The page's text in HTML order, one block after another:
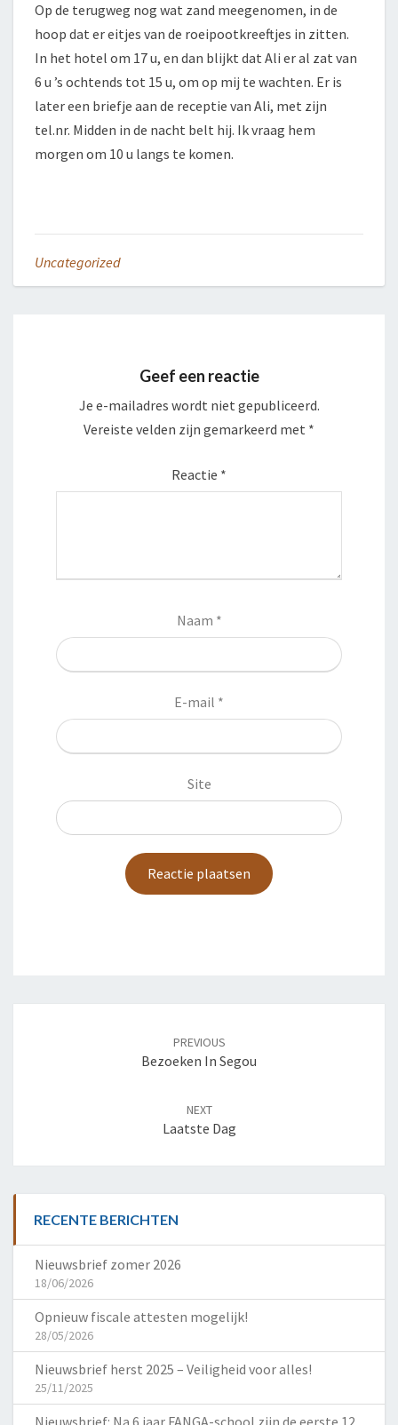
Op de terugweg nog wat zand meegenomen, in de
hoop dat er eitjes van de roeipootkreeftjes in zitten.
In het hotel om 17 u, en dan blijkt dat Ali er al zat van
6 u ’s ochtends tot 15 u, om op mij te wachten. Er is
later een briefje aan de receptie van Ali, met zijn
tel.nr. Midden in de nacht belt hij. Ik vraag hem
morgen om 10 u langs te komen.
Uncategorized
Geef een reactie
Je e-mailadres wordt niet gepubliceerd.
Vereiste velden zijn gemarkeerd met *
Reactie *
Naam *
E-mail *
Site
PREVIOUS
Bezoeken In Segou
NEXT
Laatste Dag
RECENTE BERICHTEN
Nieuwsbrief zomer 2026
18/06/2026
Opnieuw fiscale attesten mogelijk!
28/05/2026
Nieuwsbrief herst 2025 – Veiligheid voor alles!
25/11/2025